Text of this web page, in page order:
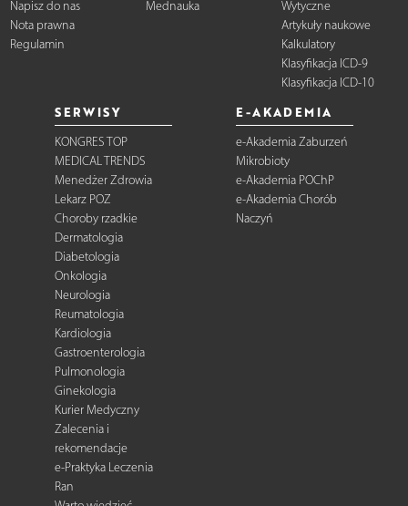
Napisz do nas
Nota prawna
Regulamin
Mednauka
Wytyczne
Artykuły naukowe
Kalkulatory
Klasyfikacja ICD-9
Klasyfikacja ICD-10
SERWISY
KONGRES TOP
MEDICAL TRENDS
Menedżer Zdrowia
Lekarz POZ
Choroby rzadkie
Dermatologia
Diabetologia
Onkologia
Neurologia
Reumatologia
Kardiologia
Gastroenterologia
Pulmonologia
Ginekologia
Kurier Medyczny
Zalecenia i
rekomendacje
e-Praktyka Leczenia
Ran
E-AKADEMIA
e-Akademia Zaburzeń
Mikrobioty
e-Akademia POChP
e-Akademia Chorób
Naczyń